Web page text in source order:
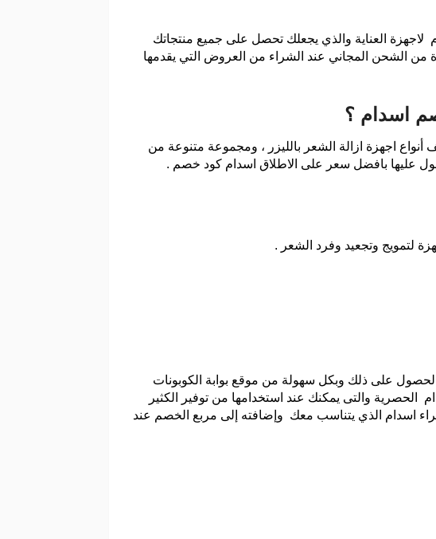
العناية والذي يجعلك تحصل على جميع منتجاتك
سعودى ، ويمكنك ايضا الاستفادة من الشحن المجاني عند الشراء من العروض التي يقدمها
اسدام ؟
اجهزة ازالة الشعر بالليزر ، ومجموعة متنوعة من
عليها بافضل سعر على الاطلاق اسدام كود خصم .
لتمويج وتجعيد وفرد الشعر .
على ذلك وبكل سهولة من موقع بوابة الكوبونات
والتى يمكنك عند استخدامها من توفير الكثير
اسدام الذي يتناسب معك وإضافته إلى مربع الخصم عند